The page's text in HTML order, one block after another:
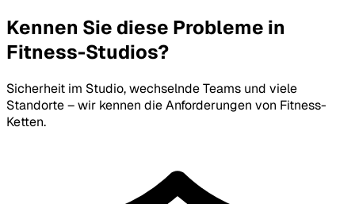
Kennen Sie diese Probleme in
Fitness-Studios?
Sicherheit im Studio, wechselnde Teams und viele
Standorte – wir kennen die Anforderungen von Fitness-
Ketten.